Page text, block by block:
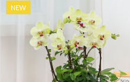
NEW